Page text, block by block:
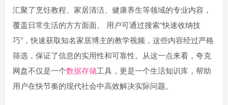
汇聚了烹饪教程、家居清洁、健康养生等领域的专业内容，
覆盖日常生活的方方面面。 用户可通过搜索“快速收纳技
巧”，快速获取知名家居博主的教学视频，这些内容经过严格
筛选，保证了信息的实用性和可靠性。从这一点来看，夸克
网盘不仅是一个数据存储工具，更是一个生活知识库，帮助
用户在快节奏的现代社会中高效解决实际问题。